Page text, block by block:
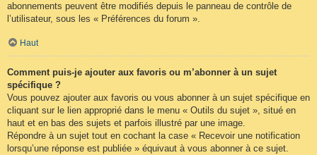
abonnements peuvent être modifiés depuis le panneau de contrôle de
l’utilisateur, sous les « Préférences du forum ».
Haut
Comment puis-je ajouter aux favoris ou m’abonner à un sujet
spécifique ?
Vous pouvez ajouter aux favoris ou vous abonner à un sujet spécifique en
cliquant sur le lien approprié dans le menu « Outils du sujet », situé en
haut et en bas des sujets et parfois illustré par une image.
Répondre à un sujet tout en cochant la case « Recevoir une notification
lorsqu’une réponse est publiée » équivaut à vous abonner à ce sujet.